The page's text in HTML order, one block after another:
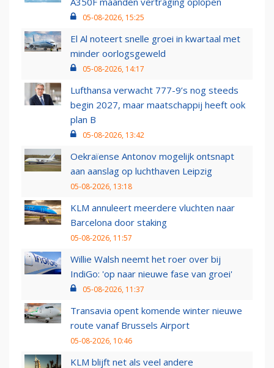
05-08-2026, 15:25
El Al noteert snelle groei in kwartaal met
minder oorlogsgeweld
05-08-2026, 14:17
Lufthansa verwacht 777-9’s nog steeds
begin 2027, maar maatschappij heeft ook
plan B
05-08-2026, 13:42
Oekraïense Antonov mogelijk ontsnapt
aan aanslag op luchthaven Leipzig
05-08-2026, 13:18
KLM annuleert meerdere vluchten naar
Barcelona door staking
05-08-2026, 11:57
Willie Walsh neemt het roer over bij
IndiGo: 'op naar nieuwe fase van groei'
05-08-2026, 11:37
Transavia opent komende winter nieuwe
route vanaf Brussels Airport
05-08-2026, 10:46
KLM blijft net als veel andere